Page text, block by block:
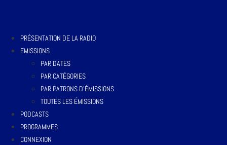
PRÉSENTATION DE LA RADIO
EMISSIONS
PAR DATES
PAR CATÉGORIES
PAR PATRONS D’ÉMISSIONS
TOUTES LES ÉMISSIONS
PODCASTS
PROGRAMMES
CONNEXION